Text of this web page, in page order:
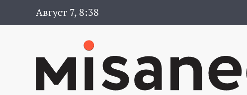
Август 7, 8:38